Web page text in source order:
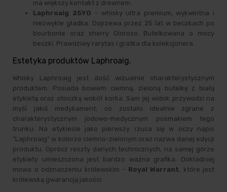
ma większy kontakt z drewnem.
Laphroaig 25YO – whisky ultra premium, wykwintna i
niezwykle gładka. Dojrzewa przez 25 lat w beczkach po
bourbonie oraz sherry Oloroso. Butelkowana o mocy
beczki. Prawdziwy rarytas i gratka dla kolekcjonera.
Estetyka produktów Laphroaig.
Whisky Laphroaig jest dość wizualnie charakterystycznym
produktem. Posiada bowiem ciemną, zieloną butelkę z białą
etykietą oraz otoczką wokół korka. Sam jej widok przywodzi na
myśl jakiś medykament, co zostało idealnie zgrane z
charakterystycznym jodowo-medycznym posmakiem tego
trunku. Na etykiecie jako pierwszy rzuca się w oczy napis
"Laphroaig" w kolorze ciemno-zielonym oraz nazwa danej edycji
produktu. Oprócz reszty danych technicznych, na samej górze
etykiety umieszczona jest bardzo ważna grafika. Dokładniej
mowa o odznaczeniu królewskim - Royal Warrant, które jest
królewską gwarancją jakości.